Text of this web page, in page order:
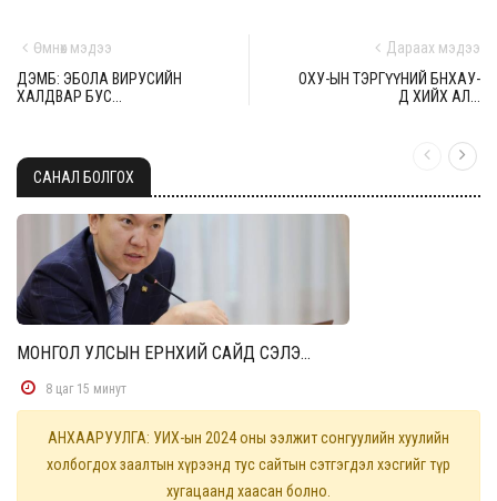
Өмнөх мэдээ
ДЭМБ: ЭБОЛА ВИРУСИЙН
ХАЛДВАР БУС...
Дараах мэдээ
ОХУ-ЫН ТЭРГҮҮНИЙ БНХАУ-
Д ХИЙХ АЛ...
САНАЛ БОЛГОХ
МОНГОЛ УЛСЫН ЕРӨНХИЙ САЙД СЭЛЭ...
8 цаг 15 минут
АНХААРУУЛГА: УИХ-ын 2024 оны ээлжит сонгуулийн хуулийн
холбогдох заалтын хүрээнд тус сайтын сэтгэгдэл хэсгийг түр
хугацаанд хаасан болно.